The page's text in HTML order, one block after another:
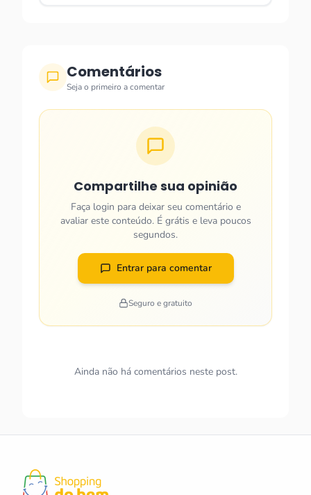
Comentários
Seja o primeiro a comentar
Compartilhe sua opinião
Faça login para deixar seu comentário e
avaliar este conteúdo. É grátis e leva poucos
segundos.
Entrar para comentar
Seguro e gratuito
Ainda não há comentários neste post.